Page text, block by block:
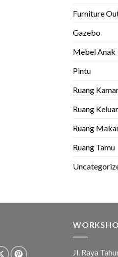
Furniture
Gazebo
Mebel Anak
Pintu
Ruang
Ruang
Ruang
Ruang Tamu
Jl. Raya